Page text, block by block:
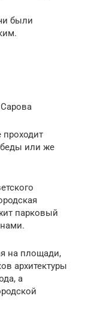
были
или же
парковый
на площади,
архитектуры
а